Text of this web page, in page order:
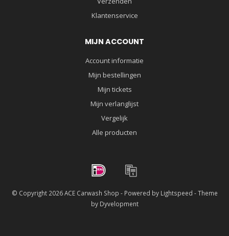
Klantenservice
MIJN ACCOUNT
Account informatie
Mijn bestellingen
Mijn tickets
Mijn verlanglijst
Vergelijk
Alle producten
© Copyright 2026 ACE Carwash Shop - Powered by Lightspeed - Theme
by Dyvelopment